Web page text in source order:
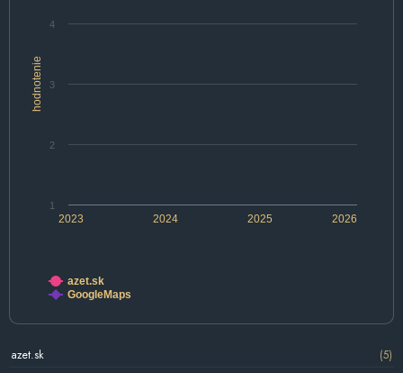
hodnotenie
2024 2026
2023 2025
1
2
3
4
azet.sk
GoogleMaps
azet.sk
(5)